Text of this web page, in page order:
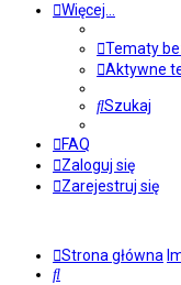
Więcej…
Tematy
Aktywne
Szukaj
FAQ
Zaloguj się
Zarejestruj się
Strona główna
Szukaj